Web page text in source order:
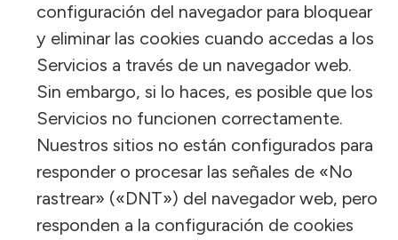
configuración del navegador para bloquear
y eliminar las cookies cuando accedas a los
Servicios a través de un navegador web.
Sin embargo, si lo haces, es posible que los
Servicios no funcionen correctamente.
Nuestros sitios no están configurados para
responder o procesar las señales de «No
rastrear» («DNT») del navegador web, pero
responden a la configuración de cookies